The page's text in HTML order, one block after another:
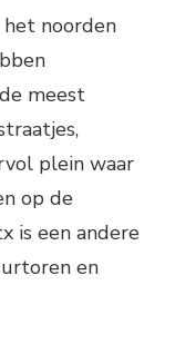
het noorden
meest
plein waar
op de
is een andere
en